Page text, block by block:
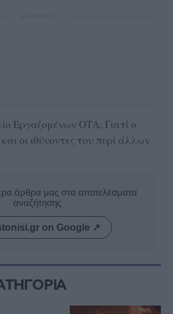
Εργαζομένων ΟΤΑ; Γιατί ο
οι ιθύνοντες του περί άλλων
άρθρα μας στα αποτελέσματα
αναζήτησης
on Google ↗